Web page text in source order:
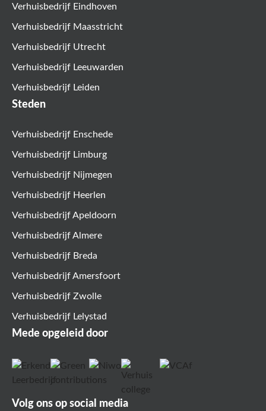
Verhuisbedrijf Eindhoven
Verhuisbedrijf Maasstricht
Verhuisbedrijf Utrecht
Verhuisbedrijf Leeuwarden
Verhuisbedrijf Leiden
Steden
Verhuisbedrijf Enschede
Verhuisbedrijf Limburg
Verhuisbedrijf Nijmegen
Verhuisbedrijf Heerlen
Verhuisbedrijf Apeldoorn
Verhuisbedrijf Almere
Verhuisbedrijf Breda
Verhuisbedrijf Amersfoort
Verhuisbedrijf Zwolle
Verhuisbedrijf Lelystad
Mede opgeleid door
Volg ons op social media